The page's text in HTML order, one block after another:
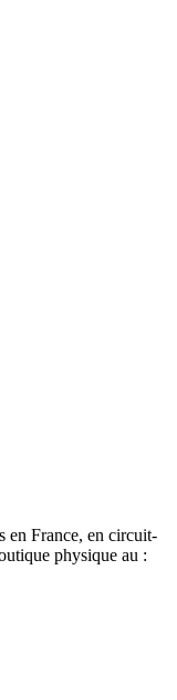
en France, en circuit-
physique au :